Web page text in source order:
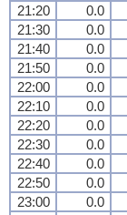
21:20
0.0
21:30
0.0
21:40
0.0
21:50
0.0
22:00
0.0
22:10
0.0
22:20
0.0
22:30
0.0
22:40
0.0
22:50
0.0
23:00
0.0